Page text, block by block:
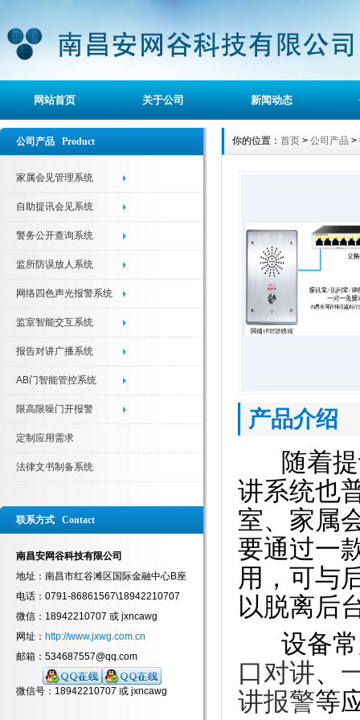
网站首页 关于公司 新闻动态
公司产品 Product
家属会见管理系统
自助提讯会见系统
警务公开查询系统
监所防误放人系统
网络四色声光报警系统
监室智能交互系统
报告对讲广播系统
AB门智能管控系统
限高限噪门开报警
定制应用需求
法律文书制备系统
联系方式 Contact
南昌安网谷科技有限公司
地址：南昌市红谷滩区国际金融中心B座
电话：0791-86861567\18942210707
微信：18942210707 或 jxncawg
网址： http://www.jxwg.com.cn
邮箱：534687557@qq.com
微信号：18942210707 或 jxncawg
你的位置： 首页 > 公司产品 >
产品介绍
随着提
讲系统也
室、家属
要通过一
用，可与
以脱离后
设备常
口对讲、
讲报警等